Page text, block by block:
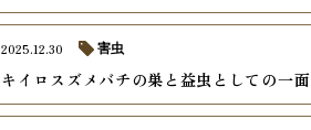
キイロスズメバチの巣と益虫としての一面
2025.12.30 害虫